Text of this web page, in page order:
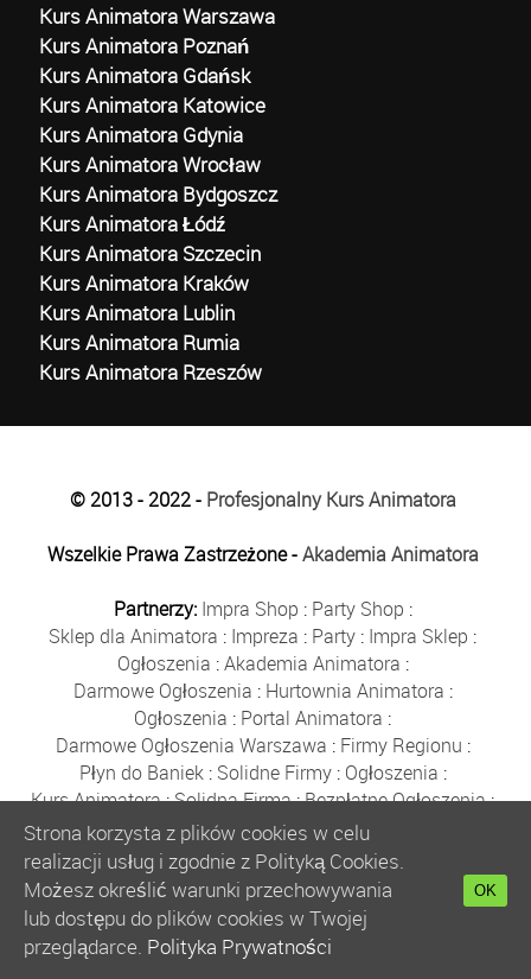
Kurs Animatora Warszawa
Kurs Animatora Poznań
Kurs Animatora Gdańsk
Kurs Animatora Katowice
Kurs Animatora Gdynia
Kurs Animatora Wrocław
Kurs Animatora Bydgoszcz
Kurs Animatora Łódź
Kurs Animatora Szczecin
Kurs Animatora Kraków
Kurs Animatora Lublin
Kurs Animatora Rumia
Kurs Animatora Rzeszów
© 2013 - 2022 - Profesjonalny Kurs Animatora
Wszelkie Prawa Zastrzeżone -Akademia Animatora
Partnerzy: Impra Shop : Party Shop :
Sklep dla Animatora : Impreza : Party : Impra Sklep :
Ogłoszenia :Akademia Animatora :
Darmowe Ogłoszenia : Hurtownia Animatora :
Ogłoszenia : Portal Animatora :
Darmowe Ogłoszenia Warszawa : Firmy Regionu :
Płyn do Baniek: Solidne Firmy: Ogłoszenia :
Kurs Animatora:Solidna Firma:Bezpłatne Ogłoszenia:
Animator Czasu Wolnego:
Bezpłatne Ogłoszenia Warszawa:sklep animatora
Bańki Mydlane:Bezpłatne Ogłoszenia
Szkolenie Animatorów:Kurs Animatora
:
Kurs Animatora Warszawa :Rumia
Kurs Animatora Poznań:
Strona korzysta z plików cookies w celu
realizacji usług i zgodnie z Polityką Cookies.
Możesz określić warunki przechowywania
lub dostępu do plików cookies w Twojej
przeglądarce. Polityka Prywatności
OK